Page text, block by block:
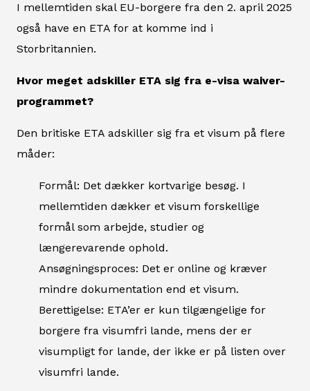
I mellemtiden skal EU-borgere fra den 2. april 2025
også have en ETA for at komme ind i
Storbritannien.
Hvor meget adskiller ETA sig fra e-visa waiver-
programmet?
Den britiske ETA adskiller sig fra et visum på flere
måder:
Formål: Det dækker kortvarige besøg. I
mellemtiden dækker et visum forskellige
formål som arbejde, studier og
længerevarende ophold.
Ansøgningsproces: Det er online og kræver
mindre dokumentation end et visum.
Berettigelse: ETA’er er kun tilgængelige for
borgere fra visumfri lande, mens der er
visumpligt for lande, der ikke er på listen over
visumfri lande.